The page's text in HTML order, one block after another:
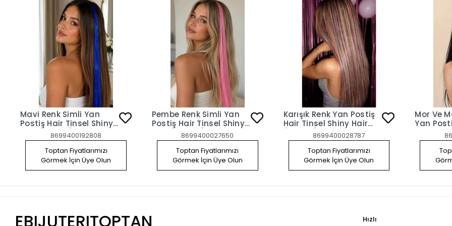
Mavi Renk Simli Yan
Postiş Hair Tinsel Shiny
Hair (50 Cm)8699400192808
Toptan Fiyatlarımızı
Görmek İçin Üye Olun
Pembe Renk Simli Yan
Postiş Hair Tinsel Shiny
Hair (50 Cm)8699400027650
Toptan Fiyatlarımızı
Görmek İçin Üye Olun
Karışık Renk Yan Postiş
Hair Tinsel Shiny Hair
(50 Cm)8699400028787
Toptan Fiyatlarımızı
Görmek İçin Üye Olun
Mor Ve
Yan
EBIJUTERITOPTAN
Hızlı